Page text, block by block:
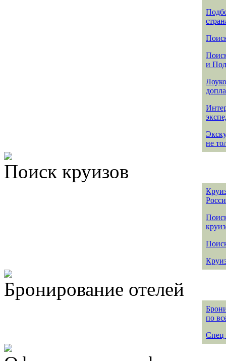
и
не
Поиск круизов
Бронирование отелей
по
Спец